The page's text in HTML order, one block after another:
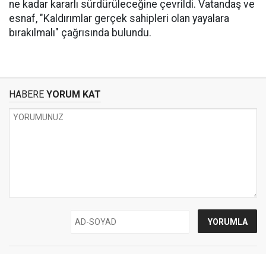
ne kadar kararlı sürdürüleceğine çevrildi. Vatandaş ve
esnaf, "Kaldırımlar gerçek sahipleri olan yayalara
bırakılmalı" çağrısında bulundu.
HABERE YORUM KAT